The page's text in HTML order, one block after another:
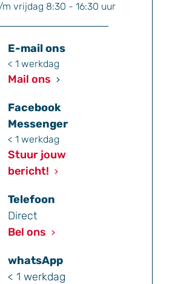
vrijdag 8:30 - 16:30 uur
E-mail ons
< 1 werkdag
Mail ons
Facebook
Messenger
< 1 werkdag
Stuur jouw
bericht!
Telefoon
Direct
Bel ons
whatsApp
< 1 werkdag